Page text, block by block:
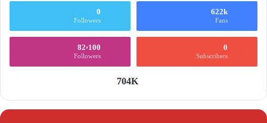
622k
Fans
0
Followers
0
Subscribers
82٬100
Followers
704K